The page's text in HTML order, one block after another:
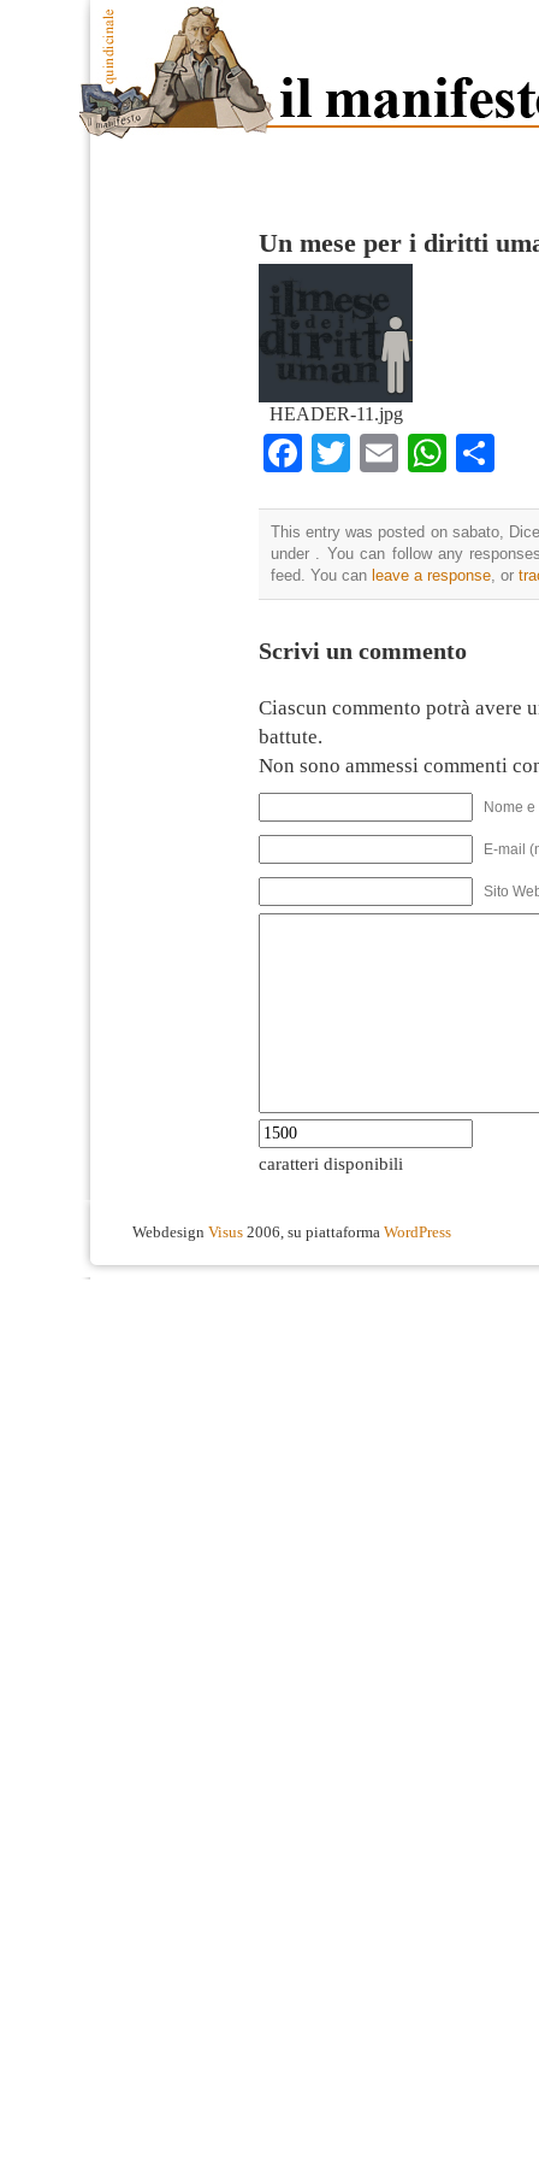
Un mese per i diritti
HEADER-11.jpg
Facebook
TwitterEmail
This entry was posted on sabato,
under . You can follow any
feed. You can leave a response , or
Scrivi un commento
Ciascun commento potrà avere
battute.
Non sono ammessi commenti
Nome
E-mail
Sito
caratteri disponibili
Webdesign Visus 2006, su piattaforma WordPress